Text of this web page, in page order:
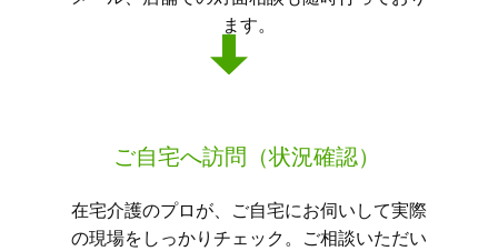
ます。
ご自宅へ訪問（状況確認）
在宅介護のプロが、ご自宅にお伺いして実際
の現場をしっかりチェック。ご相談いただい